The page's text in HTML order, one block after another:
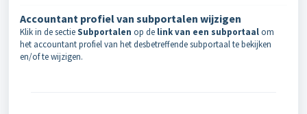
Accountant profiel van subportalen wijzigen
Klik in de sectieSubportalen op de link van een subportaalom
het accountant profiel van het desbetreffende subportaal te bekijken
en/of te wijzigen.